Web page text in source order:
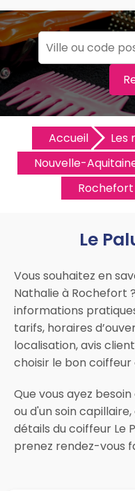
Accueil
Les
Nouvelle-
Rochefort
Le
Vous souhaitez en
Nathalie à Rochefort
informations
tarifs, horaires
localisation, avis
choisir le bon coiffeur
Que vous ayez
ou d'un soin
détails du coiffeur Le
prenez rendez-vous